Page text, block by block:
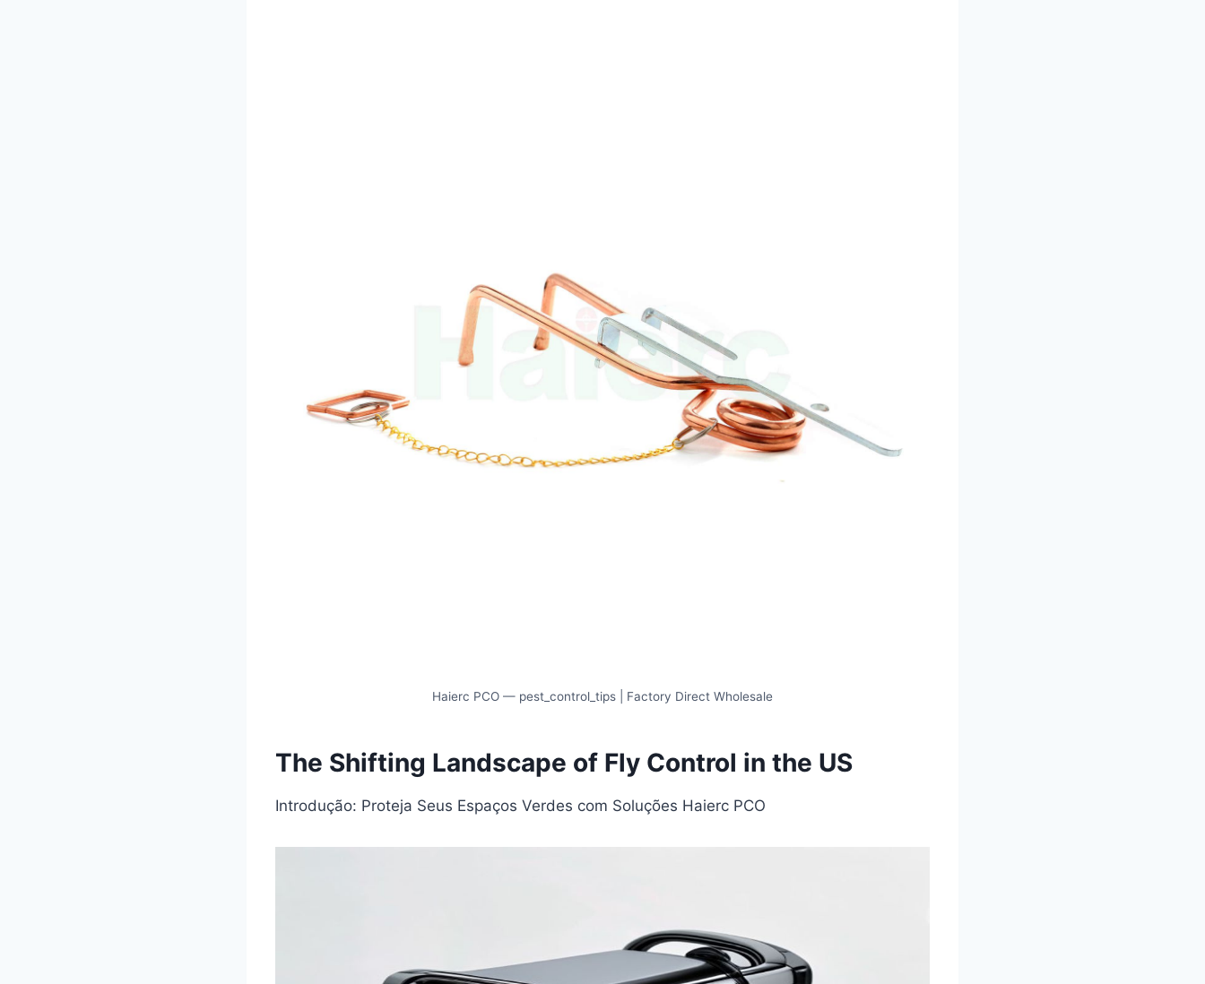
Haierc PCO — pest_control_tips | Factory Direct Wholesale
The Shifting Landscape of Fly Control in the US
Introdução: Proteja Seus Espaços Verdes com Soluções Haierc PCO